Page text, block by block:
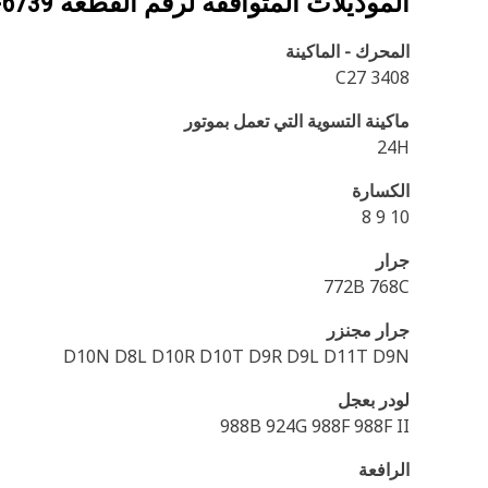
المحرك - الماكينة
C27 3408
ماكينة التسوية التي تعمل بموتور
24H
الكسارة
10 9 8
جرار
772B 768C
جرار مجنزر
D10N D8L D10R D10T D9R D9L D11T D9N
لودر بعجل
988B 924G 988F 988F II
الرافعة